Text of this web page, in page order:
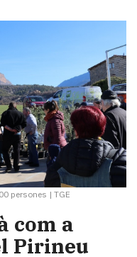
persones | TGE
com a
Pirineu